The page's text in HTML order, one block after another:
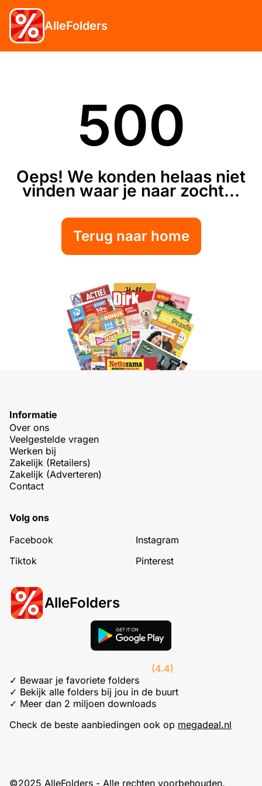
AlleFolders
500
Oeps! We konden helaas niet
vinden waar je naar zocht...
Terug naar home
Informatie
Over ons
Veelgestelde vragen
Werken bij
Zakelijk (Retailers)
Zakelijk (Adverteren)
Contact
Volg ons
Facebook
Instagram
Tiktok
Pinterest
AlleFolders
(4.4)
✓ Bewaar je favoriete folders
✓ Bekijk alle folders bij jou in de buurt
✓ Meer dan 2 miljoen downloads
Check de beste aanbiedingen ook op megadeal.nl
©2025 AlleFolders - Alle rechten voorbehouden.